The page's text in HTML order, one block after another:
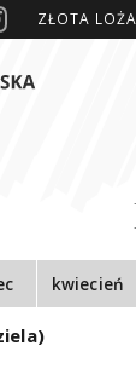
ZŁOTA LOŻA
kwiecień